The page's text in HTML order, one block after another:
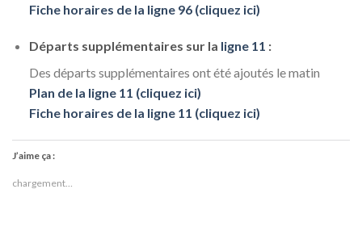
Fiche horaires de la ligne 96 (cliquez ici)
Départs supplémentaires sur la ligne 11 :
Des départs supplémentaires ont été ajoutés le matin
Plan de la ligne 11 (cliquez ici)
Fiche horaires de la ligne 11 (cliquez ici)
J’aime ça :
chargement…